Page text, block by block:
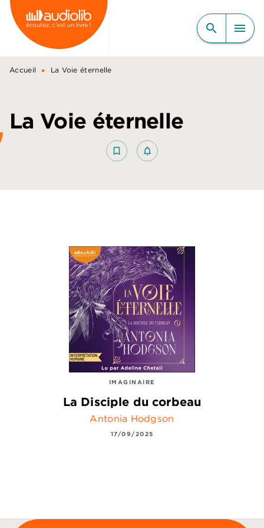
MENU RECHERCHE
CONTENU
PIED DE PAGE
search menu
Accueil • La Voie éternelle
La Voie éternelle
bookmark_border notifications_none_outlined
IMAGINAIRE
La Disciple du corbeau
Antonia Hodgson
17/09/2025